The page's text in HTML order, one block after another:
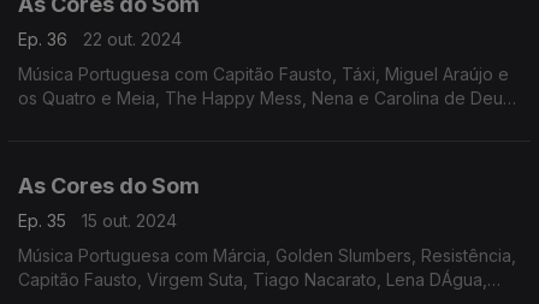
Ep. 36
22 out. 2024
Música Portuguesa com Capitão Fausto, Táxi, Miguel Araújo e
os Quatro e Meia, The Happy Mess, Nena e Carolina de Deus,
As Cores do Som
Ep. 35
15 out. 2024
Música Portuguesa com Márcia, Golden Slumbers, Resistência,
Capitão Fausto, Virgem Suta, Tiago Nacarato, Lena DÁgua,